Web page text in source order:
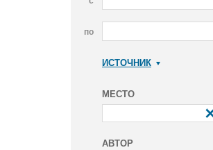
по
ИСТОЧНИК
МЕСТО
АВТОР